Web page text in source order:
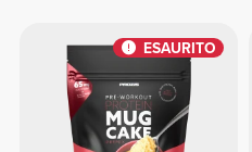
ESAURITO